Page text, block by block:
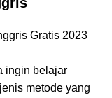
ingin belajar
metode yang